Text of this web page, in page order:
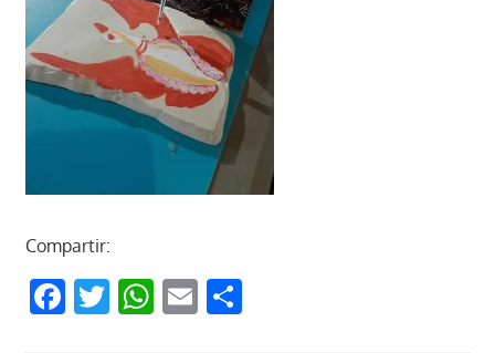
Compartir:
Facebook
Twitter
WhatsApp
EmailCompartir